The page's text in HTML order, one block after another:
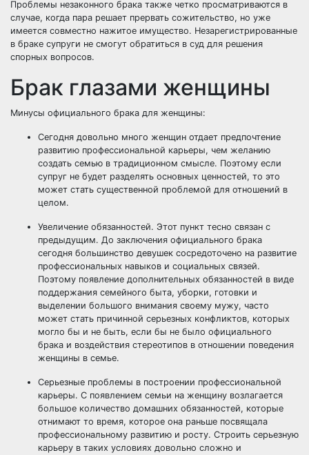
Проблемы незаконного брака также четко просматриваются в
случае, когда пара решает прервать сожительство, но уже
имеется совместно нажитое имущество. Незарегистрированные
в браке супруги не смогут обратиться в суд для решения
спорных вопросов.
Брак глазами женщины
Минусы официального брака для женщины:
Сегодня довольно много женщин отдает предпочтение
развитию профессиональной карьеры, чем желанию
создать семью в традиционном смысле. Поэтому если
супруг не будет разделять основных ценностей, то это
может стать существенной проблемой для отношений в
целом.
Увеличение обязанностей. Этот пункт тесно связан с
предыдущим. До заключения официального брака
сегодня большинство девушек сосредоточено на развитие
профессиональных навыков и социальных связей.
Поэтому появление дополнительных обязанностей в виде
поддержания семейного быта, уборки, готовки и
выделении большого внимания своему мужу, часто
может стать причинной серьезных конфликтов, которых
могло бы и не быть, если бы не было официального
брака и воздействия стереотипов в отношении поведения
женщины в семье.
Серьезные проблемы в построении профессиональной
карьеры. С появлением семьи на женщину возлагается
большое количество домашних обязанностей, которые
отнимают то время, которое она раньше посвящала
профессиональному развитию и росту. Строить серьезную
карьеру в таких условиях довольно сложно и